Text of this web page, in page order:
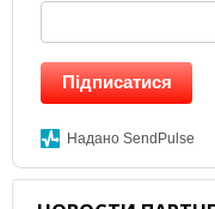
Підписатися
Надано SendPulse